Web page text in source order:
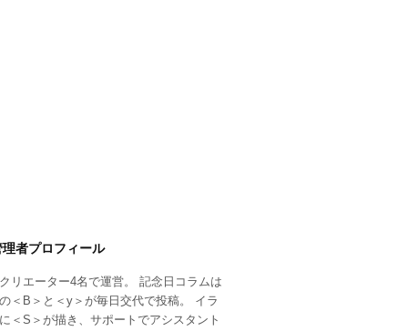
者プロフィール
リエーター4名で運営。 記念日コラムは
＜B＞と＜y＞が毎日交代で投稿。 イラ
＜S＞が描き、サポートでアシスタント